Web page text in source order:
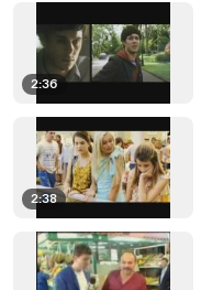
2:36
2:38